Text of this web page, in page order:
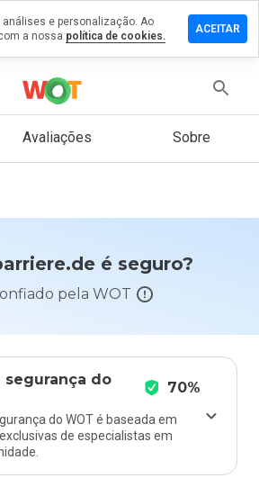
Avaliações Sobre
é seguro?
pela WOT
segurança do
70%
do WOT é baseada em
de especialistas em
e personalização. Ao
a nossa política de cookies.
ACEITAR